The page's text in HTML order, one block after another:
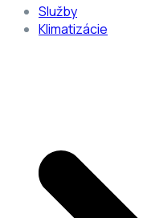
Služby
Klimatizácie